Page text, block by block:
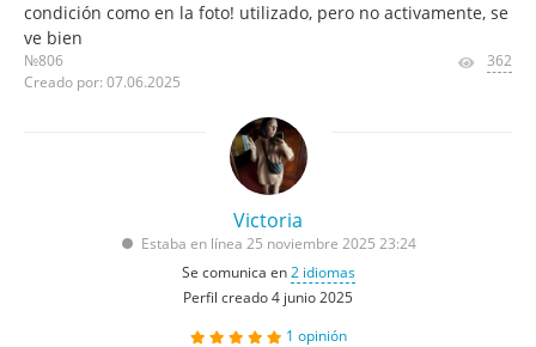
condición como en la foto! utilizado, pero no activamente, se
ve bien
№806
Creado por: 07.06.2025
362
Victoria
Estaba en línea 25 noviembre 2025 23:24
Se comunica en2 idiomas
Perfil creado 4 junio 2025
1 opinión